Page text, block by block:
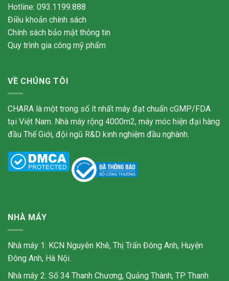
Hotline: 093.1199.888
Điều khoản chính sách
Chính sách bảo mật thông tin
Quy trình gia công mỹ phẩm
VỀ CHÚNG TÔI
CHARA là một trong số ít nhất máy đạt chuẩn cGMP/FDA
tại Việt Nam. Nhà máy rộng 4000m2, máy móc hiện đại hàng
đầu Thế Giới, đội ngũ R&D kinh nghiệm đầu nghành.
NHÀ MÁY
Nhà máy 1: KCN Nguyên Khê, Thị Trấn Đông Anh, Huyện
Đông Anh, Hà Nội.
Nhà máy 2: Số 34 Thanh Chương, Quảng Thành, TP Thanh